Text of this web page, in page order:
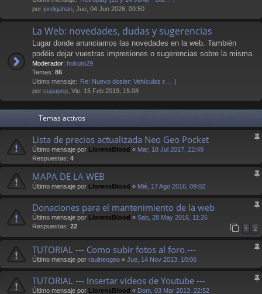
por jordigahan , Jue, 04 Jun 2026, 00:50
La Web: novedades, dudas y sugerencias
Lugar donde anunciamos las novedades en la web. También
podéis dejar vuestras impresiones o sugerencias sobre la misma.
Moderador: hokuto29
Temas: 86
Último mensaje: Re: Nuevo dosier: Vehículos r…
por supapep , Vie, 15 Feb 2019, 15:08
Temas activos
Lista de precios actualizada Neo Geo Pocket
Último mensaje por LlorensBlood « Mar, 18 Jul 2017, 22:49
Respuestas: 4
MAPA DE LA WEB
Último mensaje por LlorensBlood « Mié, 17 Ago 2016, 09:02
Donaciones para el mantenimiento de la web
Último mensaje por LlorensBlood « Sab, 28 May 2016, 11:26
Respuestas: 22 1 2
TUTORIAL --- Como subir fotos al foro.---
Último mensaje por raulneogeo « Jue, 14 Nov 2013, 10:06
TUTORIAL --- Insertar vídeos de Youtube ---
Último mensaje por LlorensBlood « Dom, 03 Mar 2013, 22:52